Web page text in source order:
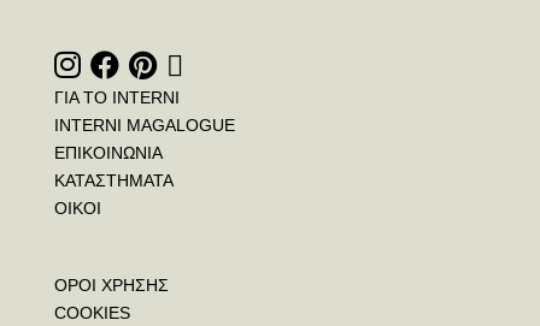
ΓΙΑ ΤΟ INTERNI
INTERNI MAGALOGUE
ΕΠΙΚΟΙΝΩΝΙΑ
ΚΑΤΑΣΤΗΜΑΤΑ
ΟΙΚΟΙ
ΟΡΟΙ ΧΡΗΣΗΣ
COOKIES